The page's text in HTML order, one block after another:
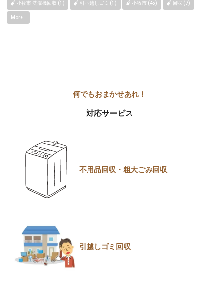
小牧市 洗濯機回収 (1) 引っ越しゴミ (1) 小牧市 (45) 回収 (7)
More..
対応サービス
不用品回収・粗大ごみ回収
引越しゴミ回収